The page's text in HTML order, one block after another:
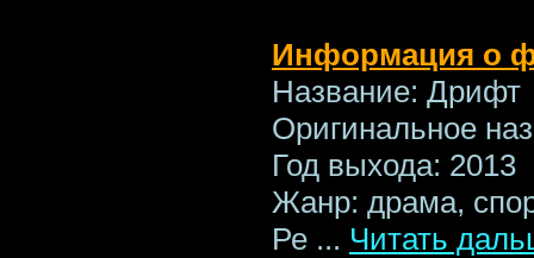
Информация о
Название: Дрифт
Оригинальное
Год выхода: 2013
Жанр: драма,
Ре ... Читать